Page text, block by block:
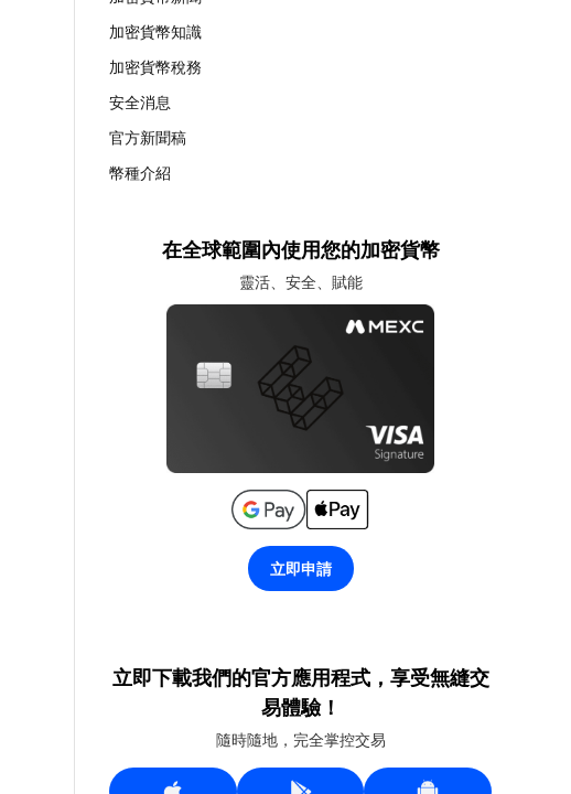
加密貨幣知識
加密貨幣稅務
安全消息
官方新聞稿
幣種介紹
在全球範圍內使用您的加密貨幣
靈活、安全、賦能
立即申請
立即下載我們的官方應用程式，享受無縫交
易體驗！
隨時隨地，完全掌控交易